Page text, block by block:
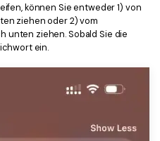
können Sie entweder 1) von
ziehen oder 2) vom
ziehen. Sobald Sie die
ein.